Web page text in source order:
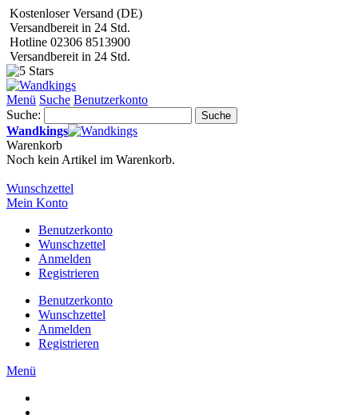
Kostenloser Versand (DE)
Versandbereit in 24 Std.
Hotline 02306 8513900
Versandbereit in 24 Std.
Menü Suche Benutzerkonto
Suche:
Suche
Wandkings
Warenkorb
Noch kein Artikel im Warenkorb.
Wunschzettel
Mein Konto
Benutzerkonto
Wunschzettel
Anmelden
Registrieren
Benutzerkonto
Wunschzettel
Anmelden
Registrieren
Menü